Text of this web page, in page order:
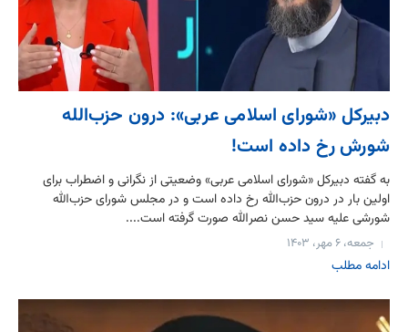
دبیرکل «شورای اسلامی عربی»: درون حزب‌الله
شورش رخ داده است!
به گفته دبیرکل «شورای اسلامی عربی» وضعیتی از نگرانی و اضطراب برای
اولین بار در درون حزب‌الله رخ داده است و در مجلس شورای حزب‌الله
شورشی علیه سید حسن نصرالله صورت گرفته است....
جمعه، ۶ مهر، ۱۴۰۳
ادامه مطلب